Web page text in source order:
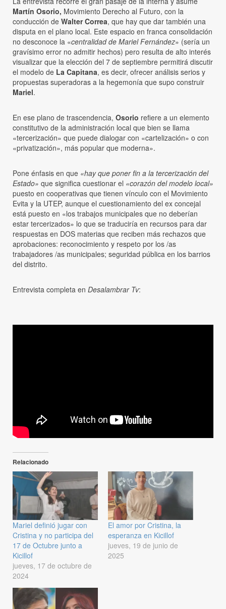
Martín Osorio, Movimiento Derecho al Futuro, con la
conducción de Walter Correa, que hay que dar también una
disputa en el plano local. Este espacio en franca consolidación
no desconoce la «centralidad de Mariel Fernández» (sería un
gravísimo error no admitir hechos) pero resulta de alto interés
visualizar que la elección del 7 de septiembre permitirá discutir
el modelo de La Capitana, es decir, ofrecer análisis serios y
propuestas superadoras a la hegemonía que supo construir
Mariel.
En ese plano de trascendencia, Osorio refiere a un elemento
constitutivo de la administración local que bien se llama
«tercerización» que puede dialogar con «cartelización» o con
«privatización», más popular que moderna».
Pone énfasis en que «hay que poner fin a la tercerización del
Estado» que significa cuestionar el «corazón del modelo local»
puesto en cooperativas que tienen vínculo con el Movimiento
Evita y la UTEP, aunque el cuestionamiento del ex concejal
está puesto en «los trabajos municipales que no deberían
estar tercerizados» lo que se traduciría en recursos para dar
respuestas en DOS materias que reciben más rechazos que
aprobaciones: reconocimiento y respeto por los /as
trabajadores /as municipales; seguridad pública en los barrios
del distrito.
Entrevista completa en Desalambrar Tv:
Relacionado
Mariel definió jugar con
Cristina y no participa del
17 de Octubre junto a
Kicillof
jueves, 17 de octubre de
2024
El amor por Cristina, la
esperanza en Kicillof
jueves, 19 de junio de
2025